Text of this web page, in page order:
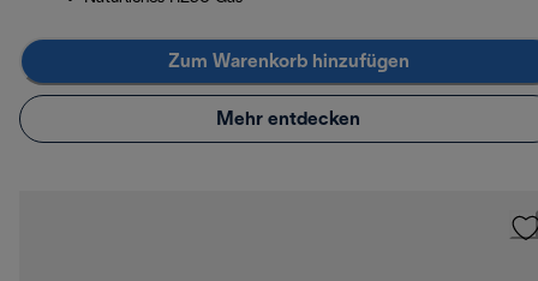
Zum Warenkorb hinzufügen
Mehr entdecken